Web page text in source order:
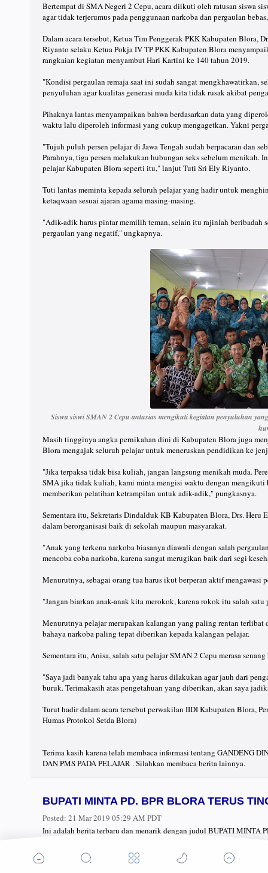
Bertempat di SMA Negeri 2 Cepu, acara diikuti oleh ratusan siswa
agar tidak terjerumus pada penggunaan narkoba dan pergaulan
Dalam acara tersebut, Ketua Tim Penggerak PKK Kabupaten
Riyanto selaku Ketua Pokja IV TP PKK Kabupaten Blora
rangkaian kegiatan menyambut Hari Kartini ke 140 tahun 2019.
"Kondisi pergaulan remaja saat ini sudah sangat mengkhawatirkan,
penyuluhan agar kualitas generasi muda kita tidak rusak akibat
Pihaknya lantas menyampaikan bahwa berdasarkan data yang
waktu lalu diperoleh informasi yang cukup mengagetkan. Yakni
"Tujuh puluh persen pelajar di Jawa Tengah sudah berpacaran dan
Parahnya, tiga persen melakukan hubungan seks sebelum
pelajar Kabupaten Blora seperti itu," lanjut Tuti Sri Ely Riyanto.
Tuti lantas meminta kepada seluruh pelajar yang hadir untuk
ketaqwaan sesuai ajaran agama masing-masing.
"Adik-adik harus pintar memilih teman, selain itu rajinlah beribadah
pergaulan yang negatif," ungkapnya.
Siswa siswi SMAN 2 Cepu antusias mengikuti kegiatan penyuluhan
Masih tingginya angka pernikahan dini di Kabupaten Blora juga
Blora mengajak seluruh pelajar untuk meneruskan pendidikan ke
"Jika terpaksa tidak bisa kuliah, jangan langsung menikah muda.
SMA jika tidak kuliah, kami minta mengisi waktu dengan mengikuti
memberikan pelatihan ketrampilan untuk adik-adik," pungkasnya.
Sementara itu, Sekretaris Dindalduk KB Kabupaten Blora, Drs.
dalam berorganisasi baik di sekolah maupun masyarakat.
"Anak yang terkena narkoba biasanya diawali dengan salah
mencoba coba narkoba, karena sangat merugikan baik dari segi
Menurutnya, sebagai orang tua harus ikut berperan aktif mengawasi
"Jangan biarkan anak-anak kita merokok, karena rokok itu salah
Menurutnya pelajar merupakan kalangan yang paling rentan
bahaya narkoba paling tepat diberikan kepada kalangan pelajar.
Sementara itu, Anisa, salah satu pelajar SMAN 2 Cepu merasa
"Saya jadi banyak tahu apa yang harus dilakukan agar jauh dari
buruk. Terimakasih atas pengetahuan yang diberikan, akan saya
Turut hadir dalam acara tersebut perwakilan IIDI Kabupaten Blora,
Humas Protokol Setda Blora)
Terima kasih karena telah membaca informasi tentang GANDENG
DAN PMS PADA PELAJAR . Silahkan membaca berita lainnya.
BUPATI MINTA PD. BPR BLORA TERUS
Posted: 21 Mar 2019 05:29 AM PDT
Ini adalah berita terbaru dan menarik dengan judul BUPATI